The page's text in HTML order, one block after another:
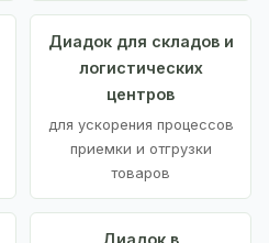
Диадок для складов и
логистических
центров
для ускорения процессов
приемки и отгрузки
товаров